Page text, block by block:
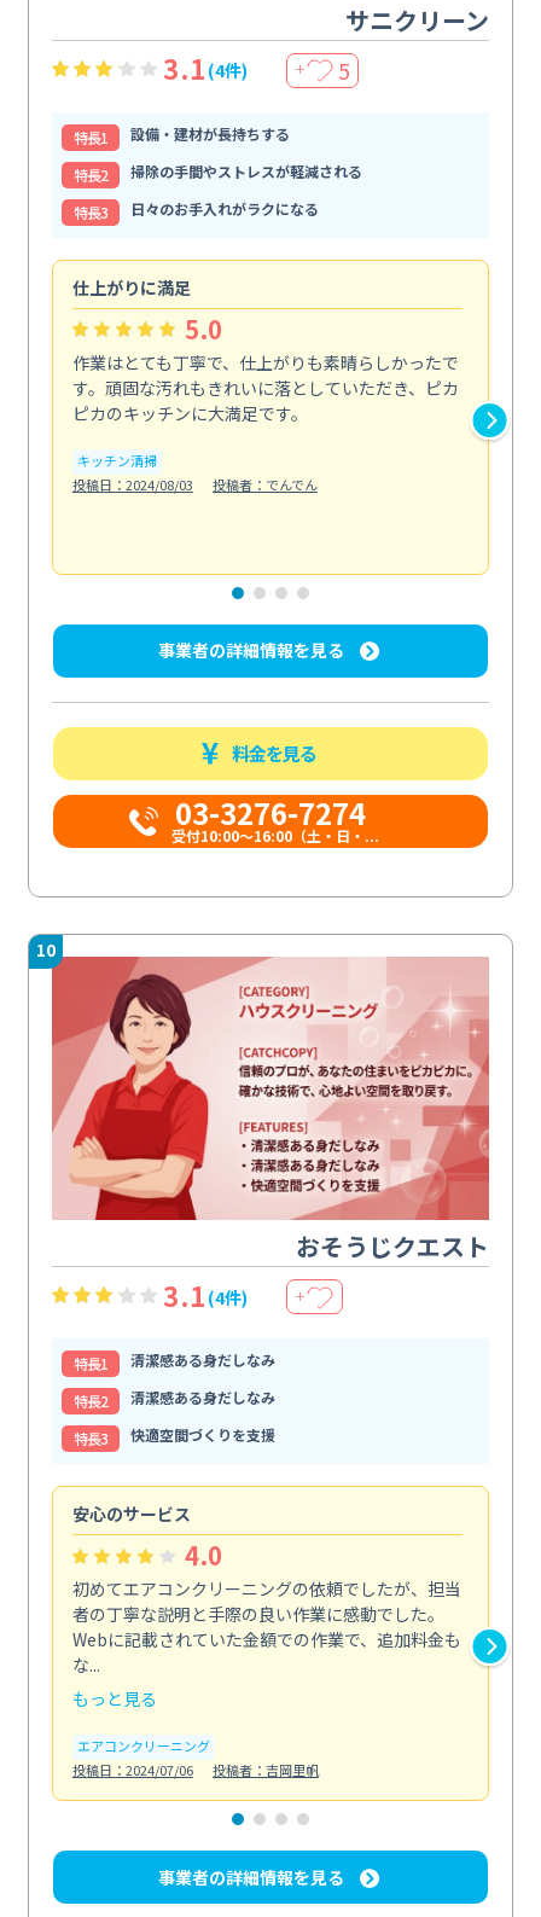
サニクリーン
3.1 (4件) ＋ 5
特⻑1
設備・建材が長持ちする
特⻑2
掃除の手間やストレスが軽減される
特⻑3
日々のお手入れがラクになる
仕上がりに満足
5.0
作業はとても丁寧で、仕上がりも素晴らしかったで
す。頑固な汚れもきれいに落としていただき、ピカ
ピカのキッチンに大満足です。
キッチン清掃
投稿日：2024/08/03
投稿者：でんでん
事業者の詳細情報を見る
料金を見る
03-3276-7274
受付10:00〜16:00（土・日・...
10
おそうじクエスト
3.1 (4件) ＋
特⻑1
清潔感ある身だしなみ
特⻑2
清潔感ある身だしなみ
特⻑3
快適空間づくりを支援
安心のサービス
4.0
初めてエアコンクリーニングの依頼でしたが、担当
者の丁寧な説明と手際の良い作業に感動でした。
Webに記載されていた金額での作業で、追加料金も
な...
もっと見る
エアコンクリーニング
投稿日：2024/07/06
投稿者：吉岡里帆
事業者の詳細情報を見る